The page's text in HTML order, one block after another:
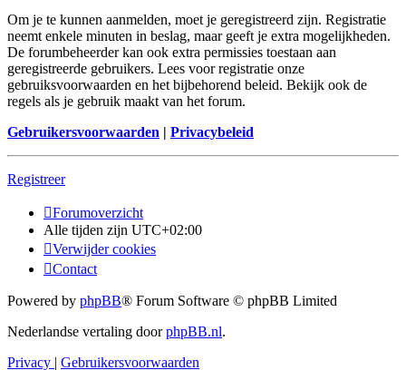
Om je te kunnen aanmelden, moet je geregistreerd zijn. Registratie
neemt enkele minuten in beslag, maar geeft je extra mogelijkheden.
De forumbeheerder kan ook extra permissies toestaan aan
geregistreerde gebruikers. Lees voor registratie onze
gebruiksvoorwaarden en het bijbehorend beleid. Bekijk ook de
regels als je gebruik maakt van het forum.
Gebruikersvoorwaarden | Privacybeleid
Registreer
Forumoverzicht
Alle tijden zijn UTC+02:00
Verwijder cookies
Contact
Powered by phpBB® Forum Software © phpBB Limited
Nederlandse vertaling doorphpBB.nl.
Privacy | Gebruikersvoorwaarden